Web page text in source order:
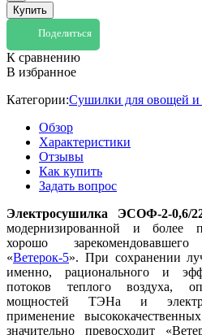
Купить
Поделиться
К сравнению
В избранное
Категории:Сушилки для овощей и
Обзор
Характеристики
Отзывы
Как купить
Задать вопрос
Электросушилка ЭСОФ-2-0,6/
модернизированной и более
хорошо
«Ветерок-5». При сохранении
именно, рационального и
потоков теплого воздуха,
мощностей ТЭНа и
применение
значительно превосходит